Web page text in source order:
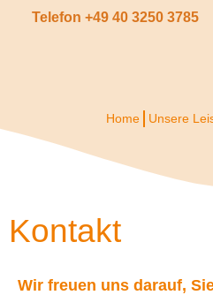
Telefon +49 40 3250 3785
Home Unsere
Kontakt
Wir freuen uns darauf,